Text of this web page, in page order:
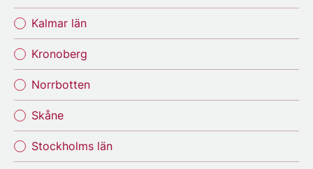
Kalmar län
Kronoberg
Norrbotten
Skåne
Stockholms län